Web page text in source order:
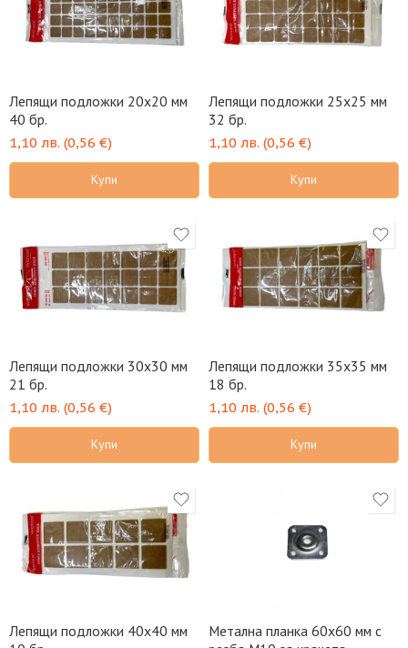
Лепящи подложки 20х20 мм
40 бр.
1,10 лв. (0,56 €)
Купи
Лепящи подложки 25х25 мм
32 бр.
1,10 лв. (0,56 €)
Купи
Лепящи подложки 30х30 мм
21 бр.
1,10 лв. (0,56 €)
Купи
Лепящи подложки 35х35 мм
18 бр.
1,10 лв. (0,56 €)
Купи
Лепящи подложки 40х40 мм
Метална планка 60х60 мм с